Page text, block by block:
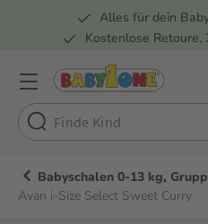
Zur Hauptnavigation
Alles für dein
Kostenlose Retoure,
Babyschalen 0-13 kg,
Avan i-Size Select Sweet Curry